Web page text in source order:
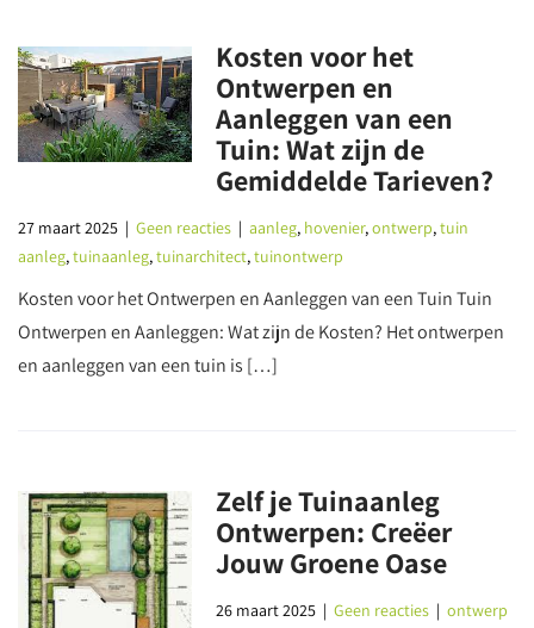
Kosten voor het
Ontwerpen en
Aanleggen van een
Tuin: Wat zijn de
Gemiddelde Tarieven?
27 maart 2025 | Geen reacties | aanleg, hovenier,ontwerp,tuin
aanleg,tuinaanleg,tuinarchitect,tuinontwerp
Kosten voor het Ontwerpen en Aanleggen van een Tuin Tuin
Ontwerpen en Aanleggen: Wat zijn de Kosten? Het ontwerpen
en aanleggen van een tuin is […]
Zelf je Tuinaanleg
Ontwerpen: Creëer
Jouw Groene Oase
26 maart 2025 |Geen reacties |ontwerp